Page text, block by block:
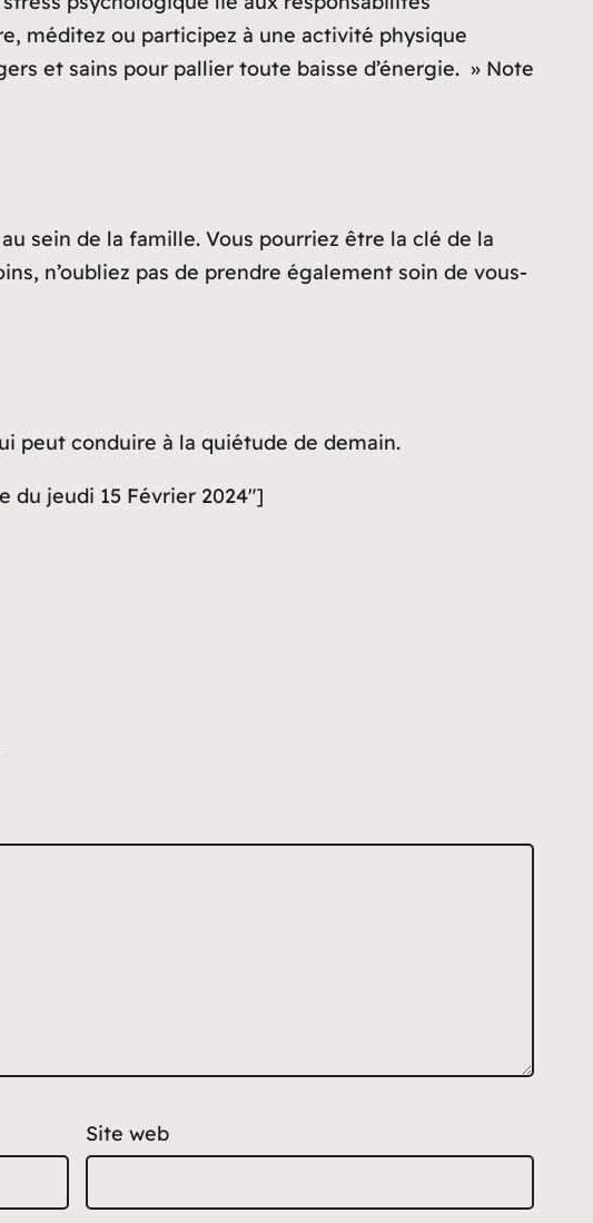
méditez ou participez à une activité physique
et sains pour pallier toute baisse d’énergie. » Note
sein de la famille. Vous pourriez être la clé de la
n’oubliez pas de prendre également soin de vous-
peut conduire à la quiétude de demain.
du jeudi 15 Février 2024″]
Site web